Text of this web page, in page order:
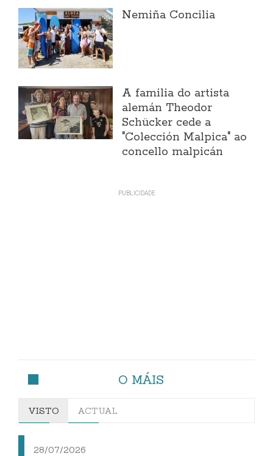
Nemiña Concilia
A familia do artista
alemán Theodor
Schücker cede a
"Colección Malpica" ao
concello malpicán
O MÁIS
VISTO ACTUAL
28/07/2026